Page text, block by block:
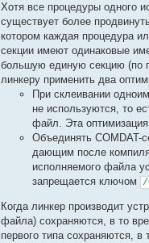
Хотя все процедуры одного
существует более
котором каждая процедура
секции имеют одинаковые
большую единую секцию (по
линкеру применить два
При склеивании
не используются, то
файл. Эта
Объединять COMDAT-
дающим после
исполняемого файла
запрещается ключом
/
Когда линкер производит
файла) сохраняются, в то
первого типа сохраняются, в